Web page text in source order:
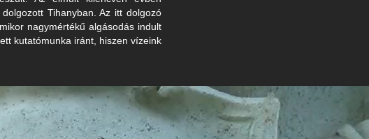
Tihanyban. Az itt dolgozó
nagymértékű algásodás indult
kutatómunka iránt, hiszen vízeink